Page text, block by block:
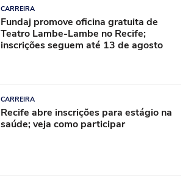
CARREIRA
Fundaj promove oficina gratuita de
Teatro Lambe-Lambe no Recife;
inscrições seguem até 13 de agosto
CARREIRA
Recife abre inscrições para estágio na
saúde; veja como participar